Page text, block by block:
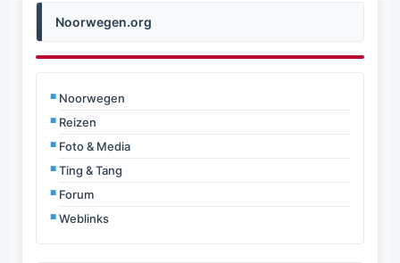
Noorwegen.org
Noorwegen
Reizen
Foto & Media
Ting & Tang
Forum
Weblinks